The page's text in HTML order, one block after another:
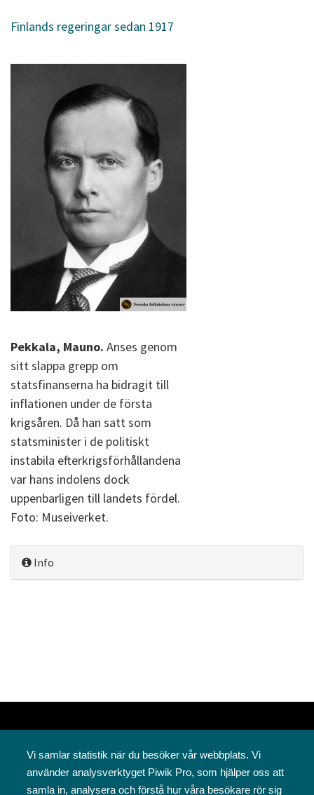
Finlands regeringar sedan 1917
Pekkala, Mauno. Anses genom
sitt slappa grepp om
statsfinanserna ha bidragit till
inflationen under de första
krigsåren. Då han satt som
statsminister i de politiskt
instabila efterkrigsförhållandena
var hans indolens dock
uppenbarligen till landets fördel.
Foto: Museiverket.
Info
Vi samlar statistik när du besöker vår webbplats. Vi
använder analysverktyget Piwik Pro, som hjälper oss att
samla in, analysera och förstå hur våra besökare rör sig